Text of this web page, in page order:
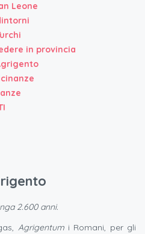
Leone
in provincia
2.600 anni.
Agrigentumi Romani, per gli